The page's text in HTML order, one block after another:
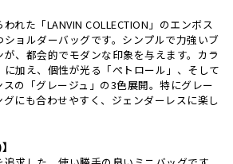
れた「LANVIN COLLECTION」のエンボス
ョルダーバッグです。シンプルで力強いブ
、都会的でモダンな印象を与えます。カラ
加え、個性が光る「ぺトロール」、そして
の「グレージュ」の3色展開。特にグレー
にも合わせやすく、ジェンダーレスに楽し